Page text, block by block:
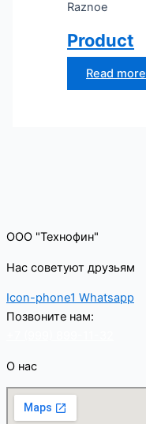
Raznoe
Product
Read more
ООО "Технофин"
Нас советуют друзьям
Icon-phone1 Whatsapp
Позвоните нам:
О нас